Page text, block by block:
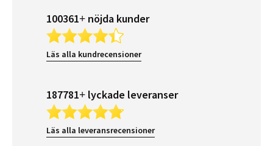
100361+ nöjda kunder
Läs alla kundrecensioner
187781+ lyckade leveranser
Läs alla leveransrecensioner